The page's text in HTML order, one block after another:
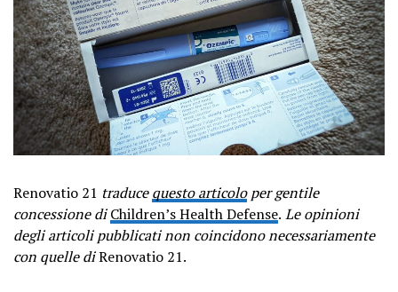
Renovatio 21 traducequesto articoloper gentile
concessione di Children’s Health Defense. Le opinioni
degli articoli pubblicati non coincidono necessariamente
con quelle diRenovatio 21.